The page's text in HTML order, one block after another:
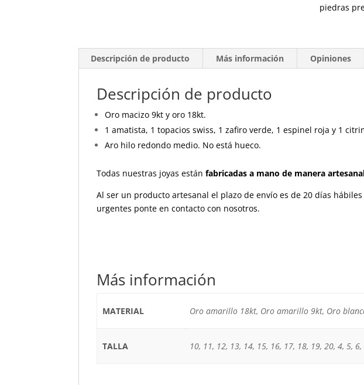
piedras
Descripción de producto Más información Opiniones
Descripción de producto
Oro macizo 9kt y oro 18kt.
1 amatista, 1 topacios swiss, 1 zafiro verde, 1 espinel roja y 1
Aro hilo redondo medio. No está hueco.
Todas nuestras joyas estánfabricadas a mano de manera
Al ser un producto artesanal el plazo de envío es de 20 días
urgentes ponte en contacto con nosotros.
Más información
MATERIAL Oro amarillo 18kt, Oro amarillo 9kt, Oro
TALLA 10, 11, 12, 13, 14, 15, 16, 17, 18, 19, 20, 4, 5, 6,